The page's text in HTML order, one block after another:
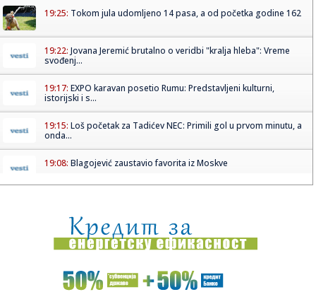
19:25: Tokom jula udomljeno 14 pasa, a od početka godine 162
19:22: Jovana Jeremić brutalno o veridbi "kralja hleba": Vreme
svođenj...
19:17: EXPO karavan posetio Rumu: Predstavljeni kulturni,
istorijski i s...
19:15: Loš početak za Tadićev NEC: Primili gol u prvom minutu, a
onda...
19:08: Blagojević zaustavio favorita iz Moskve
19:07:Vučić: Srbija na dobrom putu, prva po rastu BDP-a u Evropi
u pr...
19:07:STANKOVIĆ PROMEŠAO KARTE PRED HAPOEL: Enem dobio
veliku šansu,...